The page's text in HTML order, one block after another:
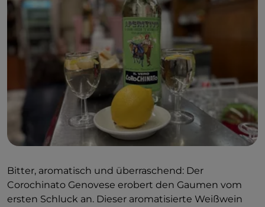
Bitter, aromatisch und überraschend: Der
Corochinato Genovese erobert den Gaumen vom
ersten Schluck an. Dieser aromatisierte Weißwein